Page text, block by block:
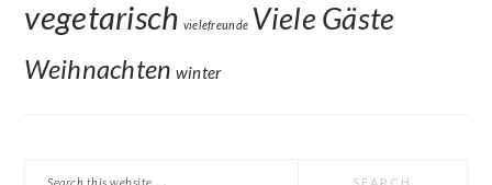
vegetarisch vielefreunde Viele Gäste
Weihnachten winter